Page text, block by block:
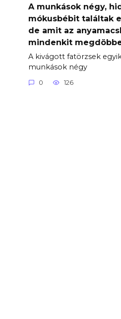
A munkások négy,
mókusbébit találtak
de amit az
mindenkit
A kivágott fatörzsek
munkások négy
0 126